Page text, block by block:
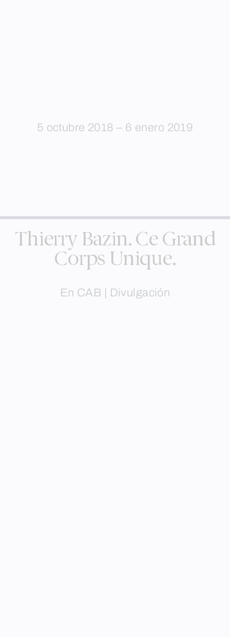
5 octubre 2018 – 6 enero 2019
Thierry Bazin. Ce Grand
Corps Unique.
En CAB | Divulgación